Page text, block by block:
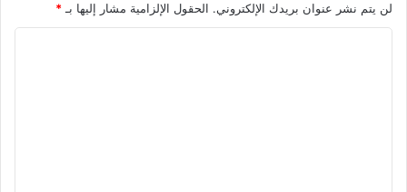
لن يتم نشر عنوان بريدك الإلكتروني. الحقول الإلزامية مشار إليها بـ *